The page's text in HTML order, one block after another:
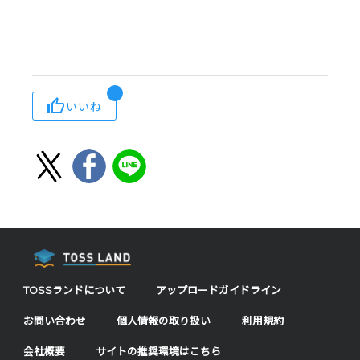
いいね
TOSSランドについて アップロードガイドライン
お問い合わせ 個人情報の取り扱い 利用規約
会社概要 サイトの推奨環境はこちら